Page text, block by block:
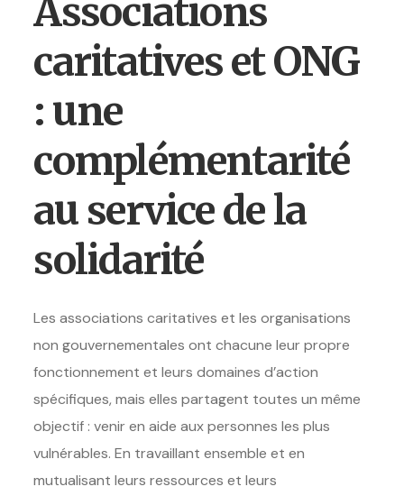
Associations
caritatives et ONG
: une
complémentarité
au service de la
solidarité
Les associations caritatives et les organisations
non gouvernementales ont chacune leur propre
fonctionnement et leurs domaines d’action
spécifiques, mais elles partagent toutes un même
objectif : venir en aide aux personnes les plus
vulnérables. En travaillant ensemble et en
mutualisant leurs ressources et leurs